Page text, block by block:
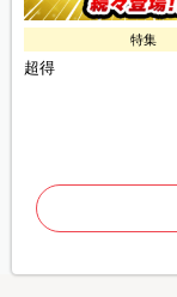
特集
超得